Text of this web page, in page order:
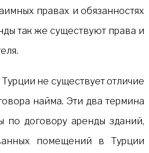
правах и обязанностях
так же существуют права и
не существует отличие
найма. Эти два термина
по договору аренды зданий,
помещений в Турции